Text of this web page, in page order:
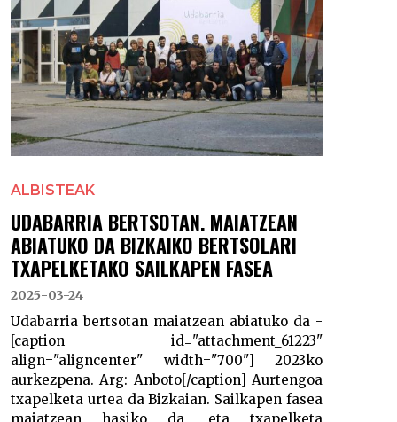
ALBISTEAK
UDABARRIA BERTSOTAN. MAIATZEAN
ABIATUKO DA BIZKAIKO BERTSOLARI
TXAPELKETAKO SAILKAPEN FASEA
2025-03-24
Udabarria bertsotan maiatzean abiatuko da -
[caption id="attachment_61223"
align="aligncenter" width="700"] 2023ko
aurkezpena. Arg: Anboto[/caption] Aurtengoa
txapelketa urtea da Bizkaian. Sailkapen fasea